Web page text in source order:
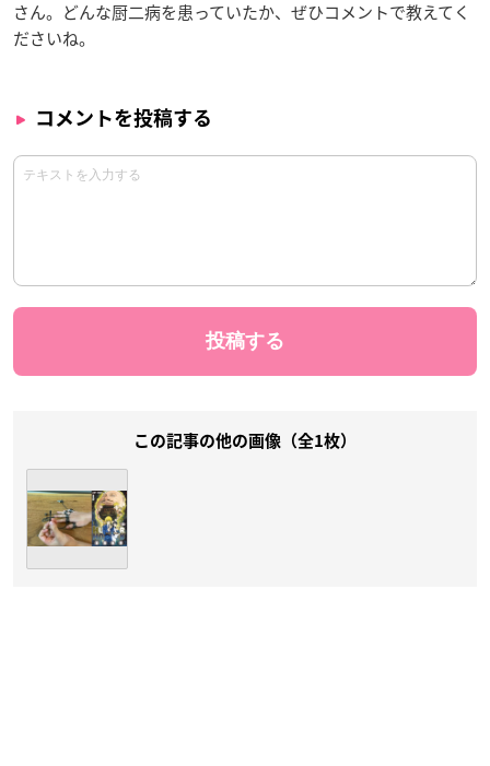
さん。どんな厨二病を患っていたか、ぜひコメントで教えてく
ださいね。
コメントを投稿する
この記事の他の画像（全1枚）